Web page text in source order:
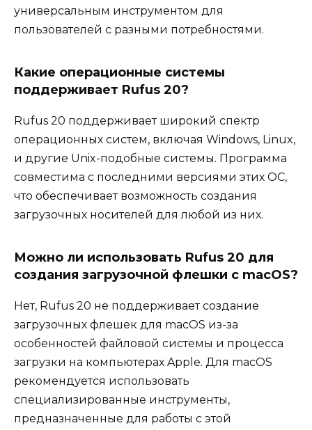
универсальным инструментом для
пользователей с разными потребностями.
Какие операционные системы
поддерживает Rufus 20?
Rufus 20 поддерживает широкий спектр
операционных систем, включая Windows, Linux,
и другие Unix-подобные системы. Программа
совместима с последними версиями этих ОС,
что обеспечивает возможность создания
загрузочных носителей для любой из них.
Можно ли использовать Rufus 20 для
создания загрузочной флешки с macOS?
Нет, Rufus 20 не поддерживает создание
загрузочных флешек для macOS из-за
особенностей файловой системы и процесса
загрузки на компьютерах Apple. Для macOS
рекомендуется использовать
специализированные инструменты,
предназначенные для работы с этой